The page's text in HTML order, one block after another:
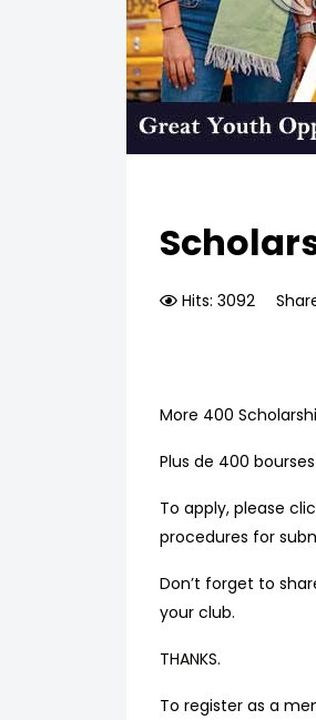
Hits: 3092
More 400
Plus de 400
To apply, please
procedures for
Don’t forget to
your club.
THANKS.
To register as a